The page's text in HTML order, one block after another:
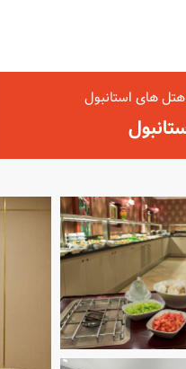
هتل های استانبول